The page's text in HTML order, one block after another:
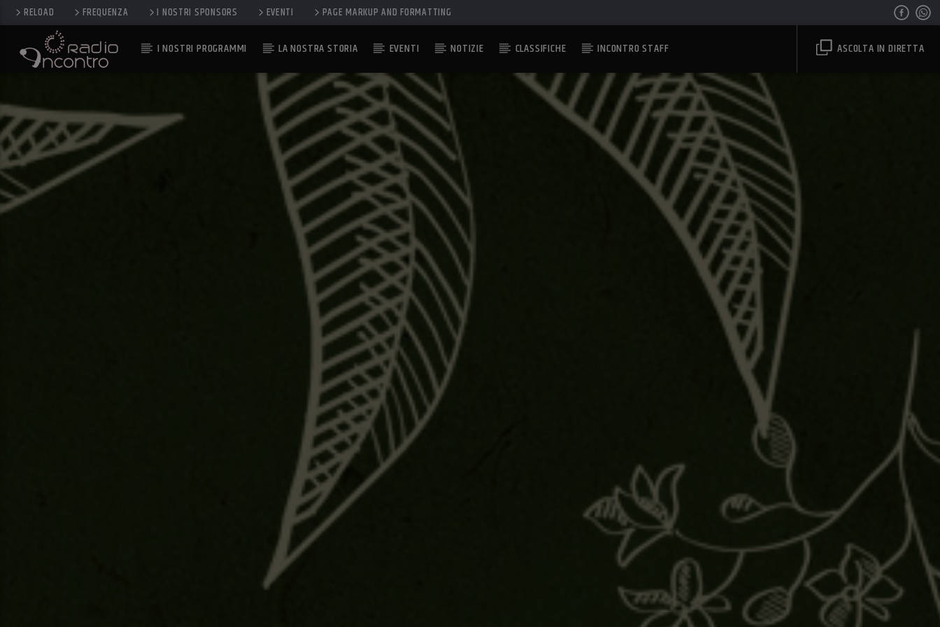
RELOAD FREQUENZA I NOSTRI SPONSORS EVENTI PAGE MARKUP AND FORMATTING
I NOSTRI PROGRAMMI LA NOSTRA STORIA EVENTI NOTIZIE CLASSIFICHE INCONTRO STAFF ASCOLTA IN DIRETTA